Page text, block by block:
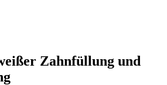
Zahnfüllung und